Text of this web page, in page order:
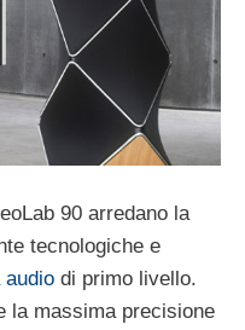
90 arredano la
tecnologiche e
audio di primo livello.
la massima precisione